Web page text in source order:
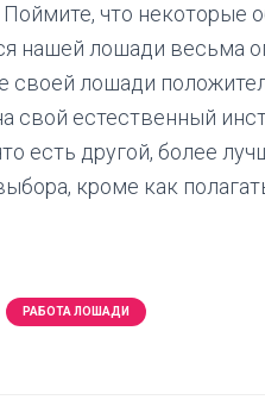
Поймите, что
нашей лошади весьма
своей лошади
свой естественный
есть другой, более
кроме как
РАБОТА ЛОШАДИ